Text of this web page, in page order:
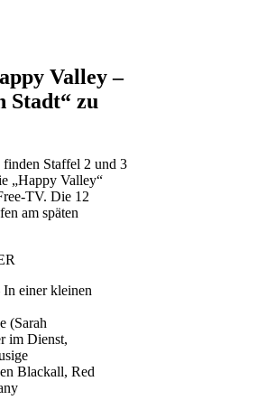
Valley –
Stadt“ zu
Staffel 2 und 3
„Happy Valley“
TV. Die 12
am späten
(Sarah
im Dienst,
Blackall, Red